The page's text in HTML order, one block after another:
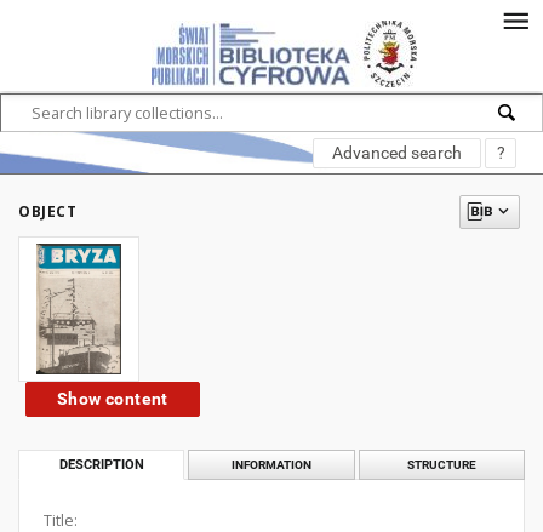
Advanced search ?
OBJECT
Show content
DESCRIPTION INFORMATION STRUCTURE
Title: